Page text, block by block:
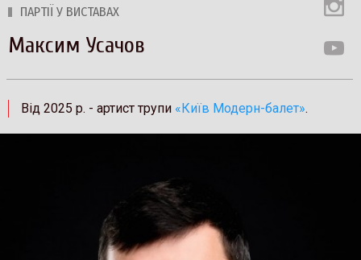
ПАРТІЇ У ВИСТАВАХ
Максим Усачов
Від 2025 р. - артист трупи «Київ Модерн-балет».